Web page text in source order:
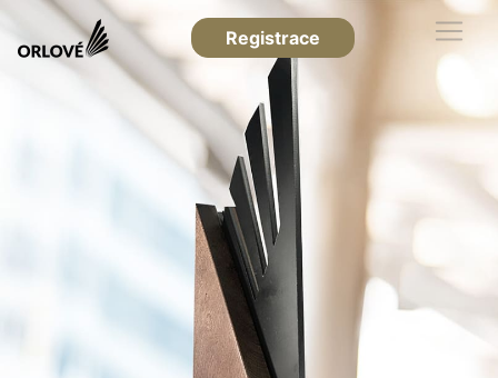
Registrace